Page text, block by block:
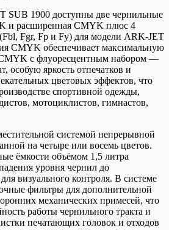
SUB 1900 доступны две чернильные
и расширенная CMYK плюс 4
Fgr, Fp и Fy) для модели ARK-JET
CMYK обеспечивает максимальную
CMYK с флуоресцентным набором —
особую яркость отпечатков и
цветовых эффектов, что
спортивной одежды,
мотоциклистов, гимнастов,
системой непрерывной
на четыре или восемь цветов.
ёмкости объёмом 1,5 литра
уровня чернил до
визуального контроля. В системе
фильтры для дополнительной
механических примесей, что
работы чернильного тракта и
печатающих головок и отходов